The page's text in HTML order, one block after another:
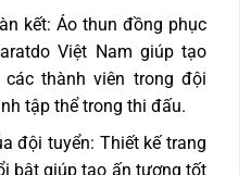
kết: Áo thun đồng phục
Việt Nam giúp tạo
thành viên trong đội
tập thể trong thi đấu.
đội tuyển: Thiết kế trang
bật giúp tạo ấn tượng tốt